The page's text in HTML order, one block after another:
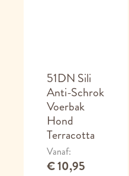
51DN Sili
Anti-Schrok
Voerbak
Hond
Terracotta
Vanaf
€ 10,95